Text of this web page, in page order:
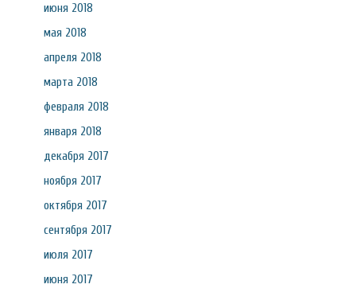
июня 2018
мая 2018
апреля 2018
марта 2018
февраля 2018
января 2018
декабря 2017
ноября 2017
октября 2017
сентября 2017
июля 2017
июня 2017